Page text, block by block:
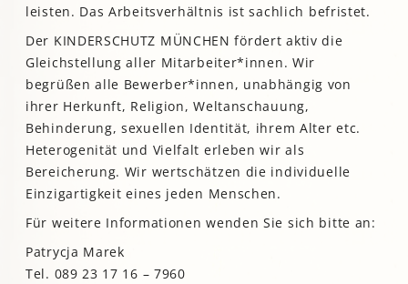
leisten. Das Arbeitsverhältnis ist sachlich befristet.
Der KINDERSCHUTZ MÜNCHEN fördert aktiv die
Gleichstellung aller Mitarbeiter*innen. Wir
begrüßen alle Bewerber*innen, unabhängig von
ihrer Herkunft, Religion, Weltanschauung,
Behinderung, sexuellen Identität, ihrem Alter etc.
Heterogenität und Vielfalt erleben wir als
Bereicherung. Wir wertschätzen die individuelle
Einzigartigkeit eines jeden Menschen.
Für weitere Informationen wenden Sie sich bitte an:
Patrycja Marek
Tel. 089 23 17 16 – 7960